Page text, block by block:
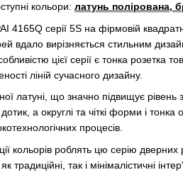
кольори: латунь полірована,
4165Q серії 5S на фірмовій
вдало вирізняється стильним
цієї серії є тонка розетка
ліній сучасного дизайну.
латуні, що значно підвищує рівень
а округлі та чіткі форми і тонка
процесів.
кольорів роблять цю серію
традиційні, так і мінімалістичні